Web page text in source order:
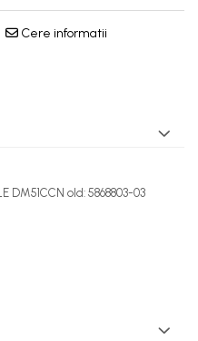
Cere informatii
DM51CCN old: 5868803-03